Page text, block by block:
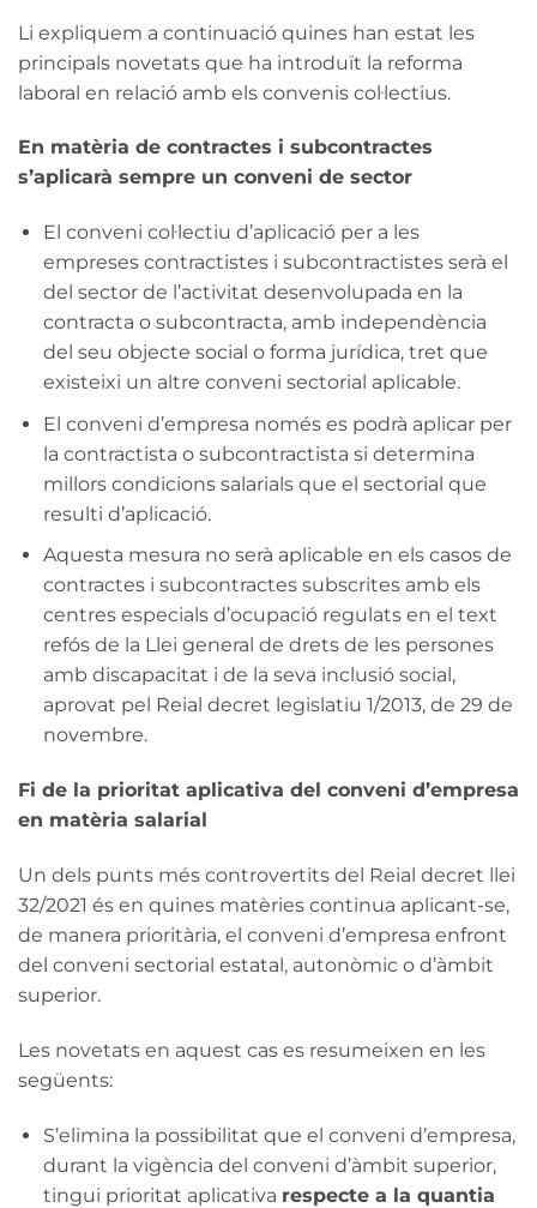
Li expliquem a continuació quines han estat les
principals novetats que ha introduït la reforma
laboral en relació amb els convenis col·lectius.
En matèria de contractes i subcontractes
s’aplicarà sempre un conveni de sector
El conveni col·lectiu d’aplicació per a les
empreses contractistes i subcontractistes serà el
del sector de l’activitat desenvolupada en la
contracta o subcontracta, amb independència
del seu objecte social o forma jurídica, tret que
existeixi un altre conveni sectorial aplicable.
El conveni d’empresa només es podrà aplicar per
la contractista o subcontractista si determina
millors condicions salarials que el sectorial que
resulti d’aplicació.
Aquesta mesura no serà aplicable en els casos de
contractes i subcontractes subscrites amb els
centres especials d’ocupació regulats en el text
refós de la Llei general de drets de les persones
amb discapacitat i de la seva inclusió social,
aprovat pel Reial decret legislatiu 1/2013, de 29 de
novembre.
Fi de la prioritat aplicativa del conveni d’empresa
en matèria salarial
Un dels punts més controvertits del Reial decret llei
32/2021 és en quines matèries continua aplicant-se,
de manera prioritària, el conveni d’empresa enfront
del conveni sectorial estatal, autonòmic o d’àmbit
superior.
Les novetats en aquest cas es resumeixen en les
següents:
S’elimina la possibilitat que el conveni d’empresa,
durant la vigència del conveni d’àmbit superior,
tingui prioritat aplicativa respecte a la quantia